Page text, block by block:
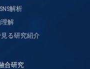
解析
解
る研究紹介
合研究